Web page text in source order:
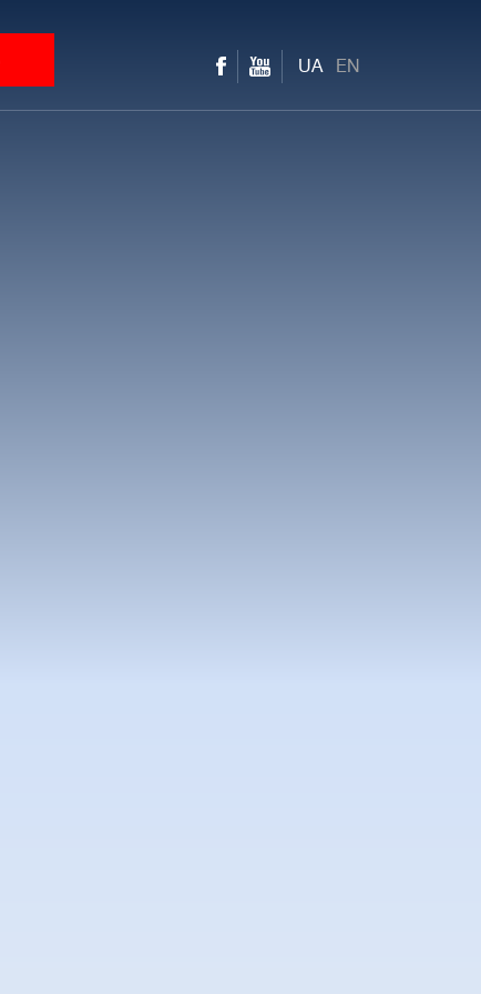
UA EN